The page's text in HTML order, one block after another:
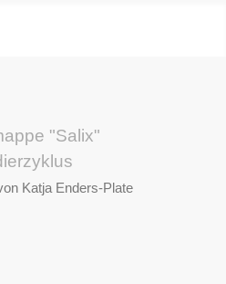
"Salix"
Katja Enders-Plate